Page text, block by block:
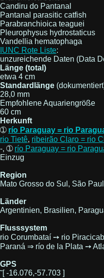
Candiru do Pantanal
Pantanal parasitic catfish
Parabranchioica teaguei
Pleurophysus hydrostaticus
Vandellia hematophaga
IUNC Rote Liste:
unzureichende Daten (Data
Länge (total)
etwa 4 cm
Standardlänge
28,0 mm
Empfohlene Aquariengröße
60 cm
Herkunft
➀ río Paraguay = rio
rio Tietê, ribeirão Claro = rio
-, ➀ río Paraguay = rio
Einzug
Region
Mato Grosso do Sul, São
Länder
Argentinien, Brasilien,
Flusssystem
rio Corumbataí ➙ rio
Paraná ⇒ río de la Plata ➙
GPS
˜[ -16.076,-57.703 ]